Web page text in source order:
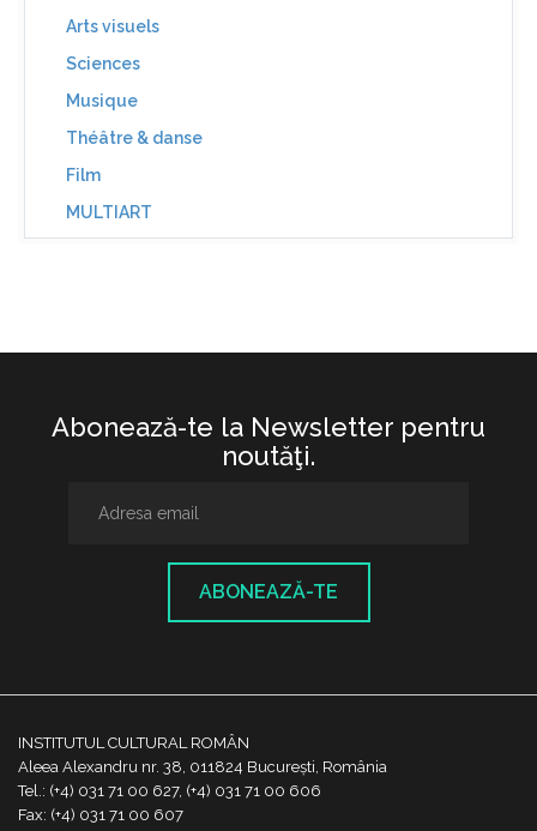
Arts visuels
Sciences
Musique
Théâtre & danse
Film
MULTIART
Abonează-te la Newsletter pentru
noutăţi.
ABONEAZĂ-TE
INSTITUTUL CULTURAL ROMÂN
Aleea Alexandru nr. 38, 011824 București, România
Tel.: (+4) 031 71 00 627, (+4) 031 71 00 606
Fax: (+4) 031 71 00 607